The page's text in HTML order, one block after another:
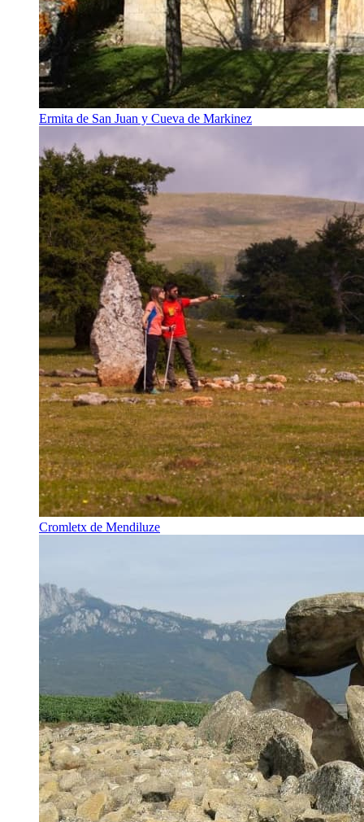
Ermita de San Juan y Cueva de Markinez
Cromletx de Mendiluze